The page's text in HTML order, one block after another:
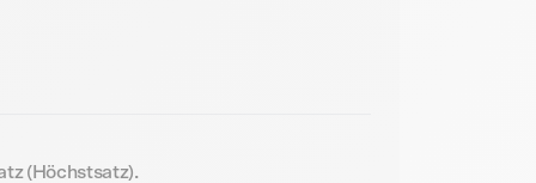
(Höchstsatz).